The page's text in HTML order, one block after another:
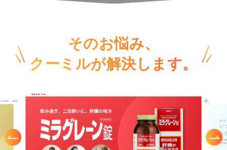
そのお悩み、
クーミルが解決します。